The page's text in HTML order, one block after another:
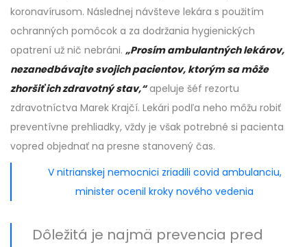
koronavírusom. Následnej návšteve lekára s použitím
ochranných pomôcok a za dodržania hygienických
opatrení už nič nebráni. „Prosím ambulantných lekárov,
nezanedbávajte svojich pacientov, ktorým sa môže
zhoršiť ich zdravotný stav,“apeluje šéf rezortu
zdravotníctva Marek Krajčí. Lekári podľa neho môžu robiť
preventívne prehliadky, vždy je však potrebné si pacienta
vopred objednať na presne stanovený čas.
V nitrianskej nemocnici zriadili covid ambulanciu,
minister ocenil kroky nového vedenia
Dôležitá je najmä prevencia pred